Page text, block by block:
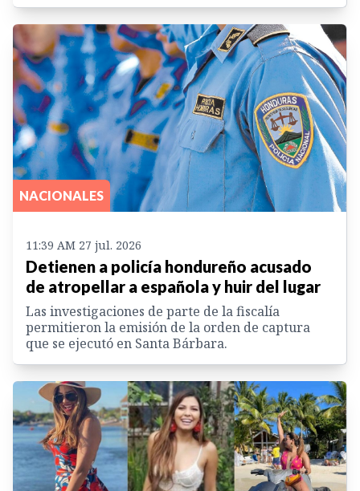
NACIONALES
11:39 AM 27 jul. 2026
Detienen a policía hondureño acusado
de atropellar a española y huir del lugar
Las investigaciones de parte de la fiscalía
permitieron la emisión de la orden de captura
que se ejecutó en Santa Bárbara.